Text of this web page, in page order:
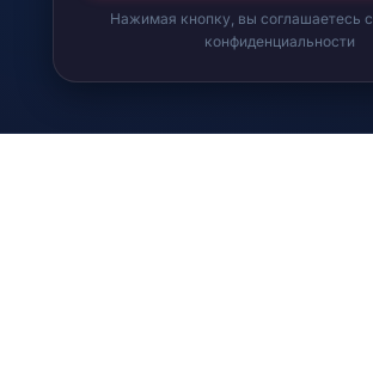
Нажимая кнопку, вы соглашаетесь с
конфиденциальности